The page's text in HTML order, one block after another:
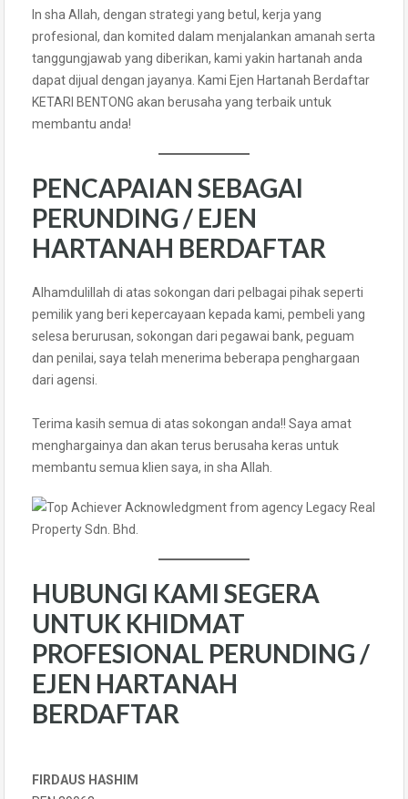
In sha Allah, dengan strategi yang betul, kerja yang
profesional, dan komited dalam menjalankan amanah serta
tanggungjawab yang diberikan, kami yakin hartanah anda
dapat dijual dengan jayanya. Kami Ejen Hartanah Berdaftar
KETARI BENTONG akan berusaha yang terbaik untuk
membantu anda!
PENCAPAIAN SEBAGAI
PERUNDING / EJEN
HARTANAH BERDAFTAR
Alhamdulillah di atas sokongan dari pelbagai pihak seperti
pemilik yang beri kepercayaan kepada kami, pembeli yang
selesa berurusan, sokongan dari pegawai bank, peguam
dan penilai, saya telah menerima beberapa penghargaan
dari agensi.
Terima kasih semua di atas sokongan anda!! Saya amat
menghargainya dan akan terus berusaha keras untuk
membantu semua klien saya, in sha Allah.
HUBUNGI KAMI SEGERA
UNTUK KHIDMAT
PROFESIONAL PERUNDING /
EJEN HARTANAH
BERDAFTAR
FIRDAUS HASHIM